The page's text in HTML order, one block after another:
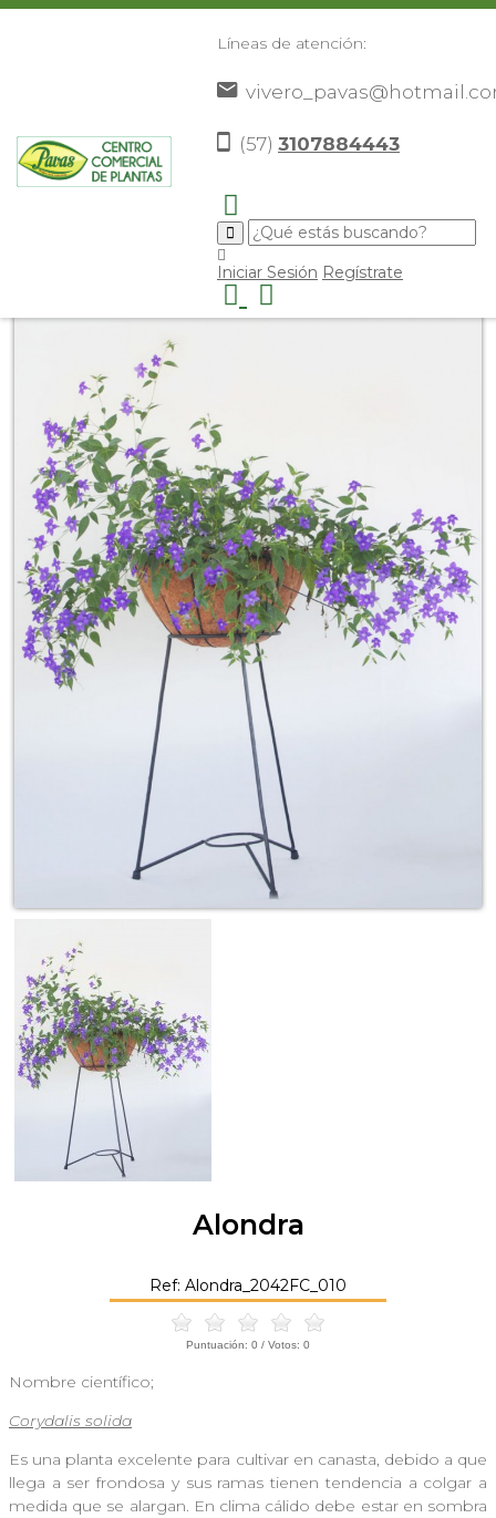
Líneas de atención:
(57) 3107884443
Iniciar Sesión Regístrate
Plantas> Flores De Corredor>
Alondra
Ref: Alondra_2042FC_010
Puntuación: 0 / Votos: 0
Nombre científico;
Corydalis solida
Es una planta excelente para cultivar en canasta, debido a que
llega a ser frondosa y sus ramas tienen tendencia a colgar a
medida que se alargan. En clima cálido debe estar en sombra